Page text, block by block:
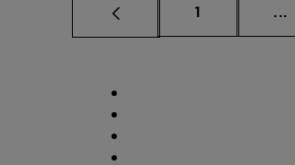
Página
1 ...